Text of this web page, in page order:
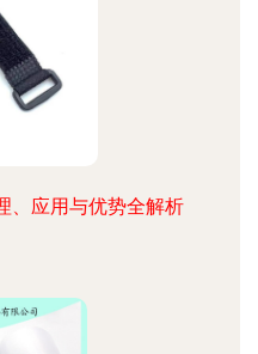
、应用与优势全解析